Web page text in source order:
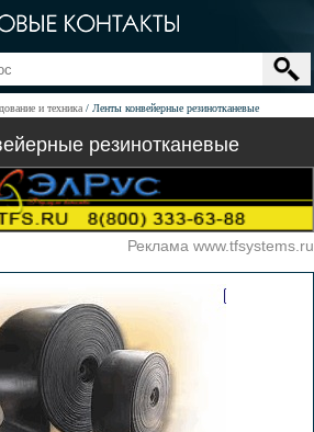
и техника Ленты конвейерные резинотканевые
резинотканевые
Реклама www.tfsystems.ru